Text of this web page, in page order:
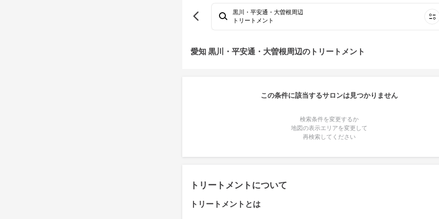
黒川・平安通・大曽根周辺
トリートメント
愛知 黒川・平安通・大曽根周辺のトリートメント
この条件に該当するサロンは見つかりません
検索条件を変更するか
地図の表示エリアを変更して
再検索してください
トリートメントについて
トリートメントとは